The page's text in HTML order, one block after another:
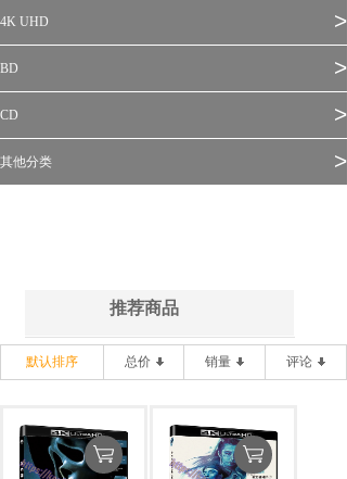
4K UHD >
BD >
CD >
其他分类 >
推荐商品
默认排序 总价 销量 评论